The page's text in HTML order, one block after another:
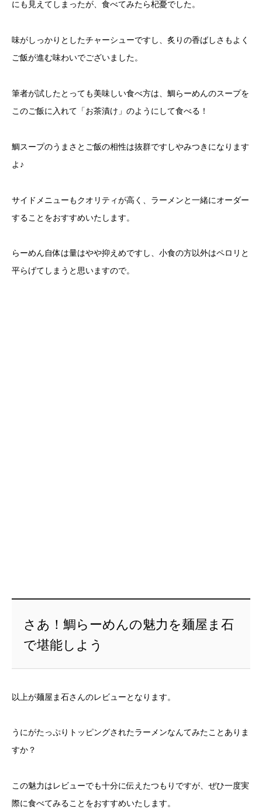
にも見えてしまったが、食べてみたら杞憂でした。
味がしっかりとしたチャーシューですし、炙りの香ばしさもよく
ご飯が進む味わいでございました。
筆者が試したとっても美味しい食べ方は、鯛らーめんのスープを
このご飯に入れて「お茶漬け」のようにして食べる！
鯛スープのうまさとご飯の相性は抜群ですしやみつきになります
よ♪
サイドメニューもクオリティが高く、ラーメンと一緒にオーダー
することをおすすめいたします。
らーめん自体は量はやや抑えめですし、小食の方以外はペロリと
平らげてしまうと思いますので。
さあ！鯛らーめんの魅力を麺屋ま石
で堪能しよう
以上が麺屋ま石さんのレビューとなります。
うにがたっぷりトッピングされたラーメンなんてみたことありま
すか？
この魅力はレビューでも十分に伝えたつもりですが、ぜひ一度実
際に食べてみることをおすすめいたします。